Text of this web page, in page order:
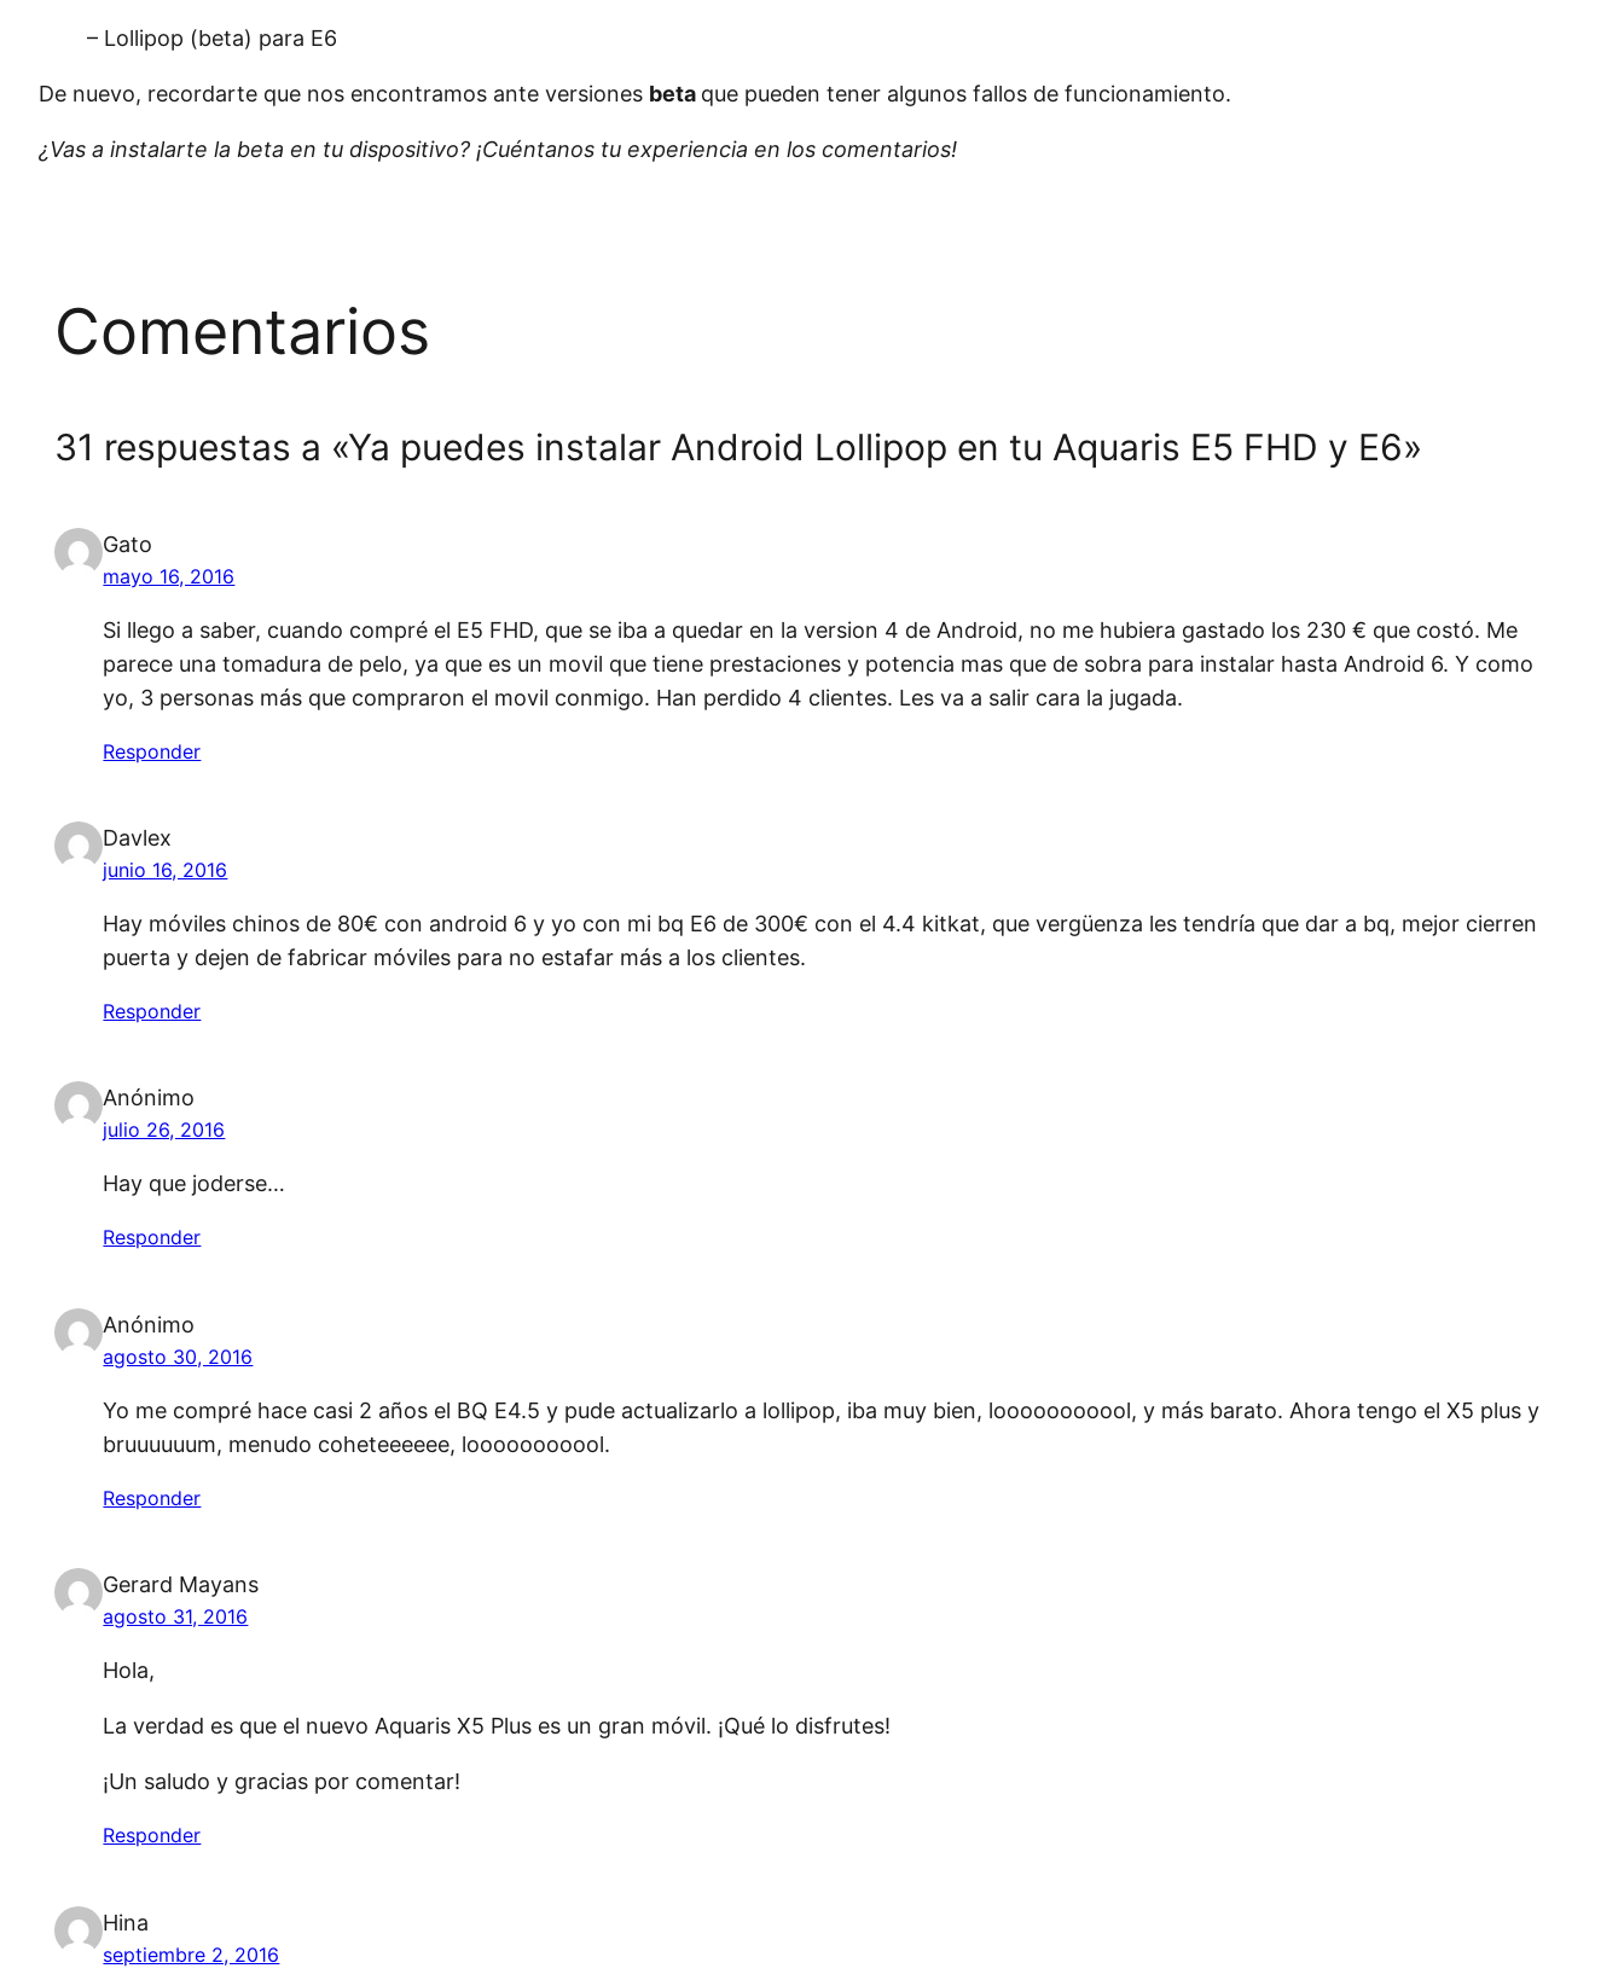
– Lollipop (beta) para E6
De nuevo, recordarte que nos encontramos ante versiones beta que pueden tener algunos fallos de funcionamiento.
¿Vas a instalarte la beta en tu dispositivo? ¡Cuéntanos tu experiencia en los comentarios!
Comentarios
31 respuestas a «Ya puedes instalar Android Lollipop en tu Aquaris E5 FHD y E6»
Gato
mayo 16, 2016
Si llego a saber, cuando compré el E5 FHD, que se iba a quedar en la version 4 de Android, no me hubiera gastado los 230 € que costó. Me
parece una tomadura de pelo, ya que es un movil que tiene prestaciones y potencia mas que de sobra para instalar hasta Android 6. Y como
yo, 3 personas más que compraron el movil conmigo. Han perdido 4 clientes. Les va a salir cara la jugada.
Responder
Davlex
junio 16, 2016
Hay móviles chinos de 80€ con android 6 y yo con mi bq E6 de 300€ con el 4.4 kitkat, que vergüenza les tendría que dar a bq, mejor cierren
puerta y dejen de fabricar móviles para no estafar más a los clientes.
Responder
Anónimo
julio 26, 2016
Hay que joderse…
Responder
Anónimo
agosto 30, 2016
Yo me compré hace casi 2 años el BQ E4.5 y pude actualizarlo a lollipop, iba muy bien, looooooooool, y más barato. Ahora tengo el X5 plus y
bruuuuuum, menudo coheteeeeee, looooooooool.
Responder
Gerard Mayans
agosto 31, 2016
Hola,
La verdad es que el nuevo Aquaris X5 Plus es un gran móvil. ¡Qué lo disfrutes!
¡Un saludo y gracias por comentar!
Responder
Hina
septiembre 2, 2016